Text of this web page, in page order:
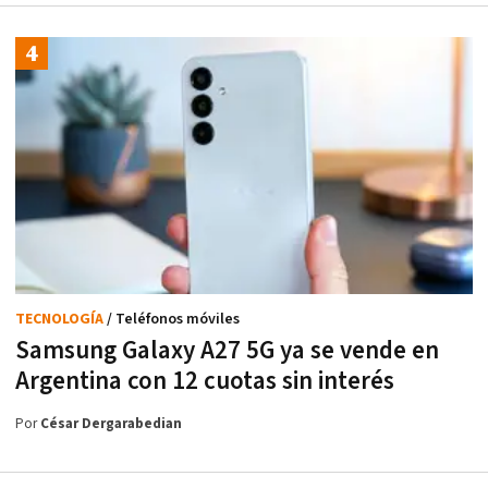
Samsung Galaxy A27 5G ya se vende en
Argentina con 12 cuotas sin interés
TECNOLOGÍA/ Teléfonos móviles
PorCésar Dergarabedian